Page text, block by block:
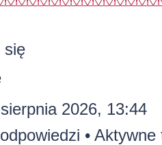
się
2026, 13:44
• Aktywne